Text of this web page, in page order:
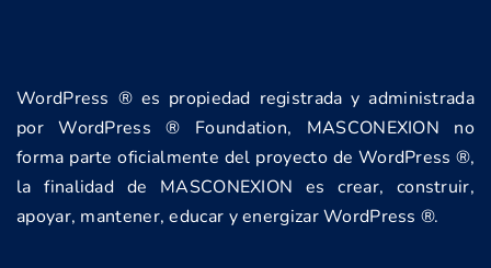
WordPress ® es propiedad registrada y administrada
por WordPress ® Foundation, MASCONEXION no
forma parte oficialmente del proyecto de WordPress ®,
la finalidad de MASCONEXION es crear, construir,
apoyar, mantener, educar y energizar WordPress ®.